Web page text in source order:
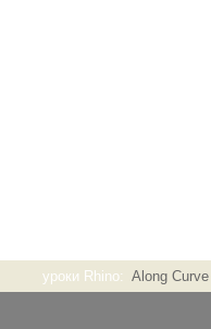
уроки Rhino: Along